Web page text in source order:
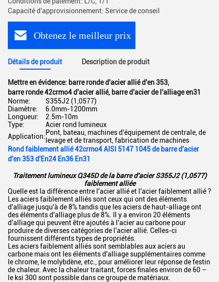
Capacité d'approvisionnement: Service de conseil
Obtenez le meilleur prix
Détails de produit Description de produit
Mettre en évidence: barre ronde d'acier allié d'en 353,
barre ronde 42crmo4 d'acier allié, barre d'acier de l'alliage en31
Norme:
S355J2 (1,0577)
Diamètre:
6.0mm-1200mm
Longueur:
2.5m-10m
Type:
Acier rond lumineux
Application:Pont, bateau, machines d'équipement de centrale, de
levage et de transport, fabrication de machines
Rond faiblement allié 42crmo4 AISI 5147 1045 de barre d'acier
d'en 353 d'En24 En36 En31
Traitement lumineux Q345D de la barre d'acier S355J2 (1,0577)
faiblement alliée
Quelle est la différence entre l'acier allié et l'acier faiblement allié ?
Les aciers faiblement alliés sont ceux qui ont des éléments
d'alliage jusqu'à de 8% tandis que les aciers de haut-alliage ont
des éléments d'alliage plus de 8%. Il y a environ 20 éléments
d'alliage qui peuvent être ajoutés à l'acier au carbone pour
produire de diverses catégories de l'acier allié. Celles-ci
fournissent différents types de propriétés.
Les aciers faiblement alliés sont semblables aux aciers au
carbone mais ont les éléments d'alliage supplémentaires comme
le chrome, le molybdène, etc., pour améliorer leur réponse de festin
de chaleur. Avec la chaleur traitant, forces finales environ de 60 –
le ksi 300 sont possible dans ce groupe de matériaux.